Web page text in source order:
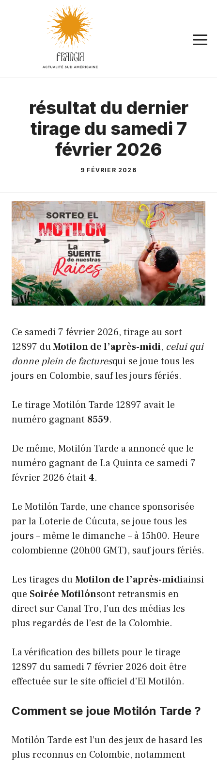
résultat du dernier
tirage du samedi 7
février 2026
9 FÉVRIER 2026
Ce samedi 7 février 2026, tirage au sort
12897 duMotilon de l’après-midi, celui qui
donne plein de facturesqui se joue tous les
jours en Colombie, sauf les jours fériés.
Le tirage Motilón Tarde 12897 avait le
numéro gagnant 8559.
De même, Motilón Tarde a annoncé que le
numéro gagnant de La Quinta ce samedi 7
février 2026 était 4.
Le Motilón Tarde, une chance sponsorisée
par la Loterie de Cúcuta, se joue tous les
jours – même le dimanche – à 15h00. Heure
colombienne (20h00 GMT), sauf jours fériés.
Les tirages duMotilon de l’après-midiainsi
que Soirée Motilónsont retransmis en
direct sur Canal Tro, l’un des médias les
plus regardés de l’est de la Colombie.
La vérification des billets pour le tirage
12897 du samedi 7 février 2026 doit être
effectuée sur le site officiel d’El Motilón.
Comment se joue Motilón Tarde ?
Motilón Tarde est l’un des jeux de hasard les
plus reconnus en Colombie, notamment